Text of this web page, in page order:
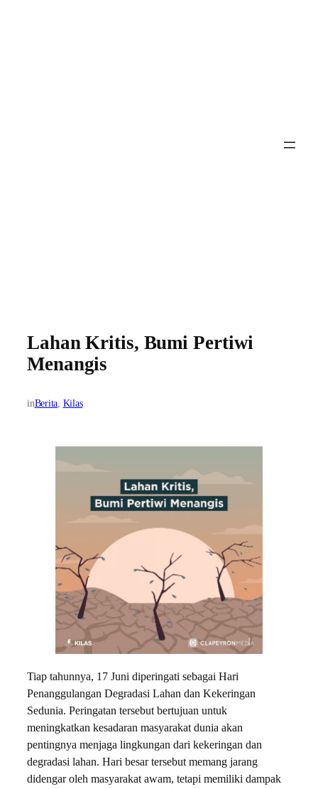
Lahan Kritis, Bumi Pertiwi
Menangis
inBerita, Kilas
Tiap tahunnya, 17 Juni diperingati sebagai Hari
Penanggulangan Degradasi Lahan dan Kekeringan
Sedunia. Peringatan tersebut bertujuan untuk
meningkatkan kesadaran masyarakat dunia akan
pentingnya menjaga lingkungan dari kekeringan dan
degradasi lahan. Hari besar tersebut memang jarang
didengar oleh masyarakat awam, tetapi memiliki dampak